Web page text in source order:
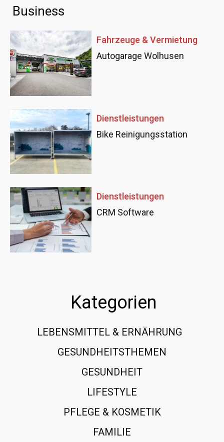
Business
Fahrzeuge & Vermietung
Autogarage Wolhusen
Dienstleistungen
Bike Reinigungsstation
Dienstleistungen
CRM Software
Kategorien
LEBENSMITTEL & ERNÄHRUNG
GESUNDHEITSTHEMEN
GESUNDHEIT
LIFESTYLE
PFLEGE & KOSMETIK
FAMILIE